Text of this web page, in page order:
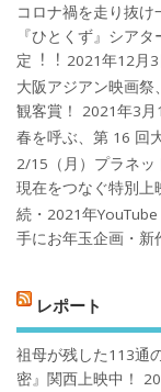
コロナ禍を⾛り抜
『ひとくず』シア
定︕︕ 2021年12月3
大阪アジアン映画祭
観客賞！
2021年3月
春を呼ぶ、第 16 回
2/15（月）プラネッ
現在をつなぐ特別上
続・2021年
手にお年玉企画・新
レポート
祖母が残した113通
密』関西上映中！